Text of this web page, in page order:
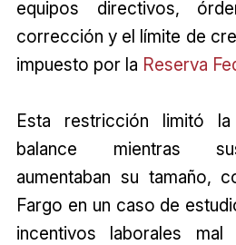
equipos directivos,
corrección y el límite de
impuesto por la Reserva
Esta restricción limitó
balance mientras
aumentaban su tamaño,
Fargo en un caso de
incentivos laborales mal